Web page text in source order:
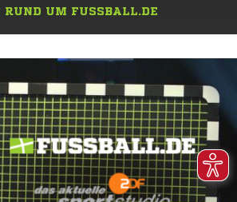
RUND UM FUSSBALL.DE